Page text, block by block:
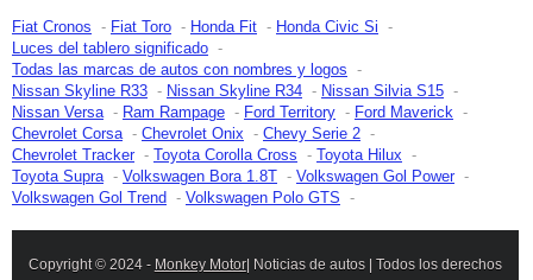
Fiat Cronos Fiat Toro Honda Fit
Honda Civic Si
Luces del tablero significado
Todas las marcas de autos con nombres y logos
Nissan Skyline R33
Nissan Skyline R34
Nissan Silvia S15
Nissan Versa
Ram Rampage Ford Territory
Ford Maverick
Chevrolet Corsa
Chevrolet Onix
Chevy Serie 2
Chevrolet Tracker
Toyota Corolla Cross
Toyota Hilux
Toyota Supra
Volkswagen Bora 1.8T
Volkswagen Gol Power
Volkswagen Gol Trend
Volkswagen Polo GTS
Copyright © 2024 - Monkey Motor| Noticias de autos | Todos los derechos